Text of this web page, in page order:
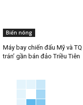
Biển nóng
Máy bay chiến đấu Mỹ và TQ
trán’ gần bán đảo Triều Tiên